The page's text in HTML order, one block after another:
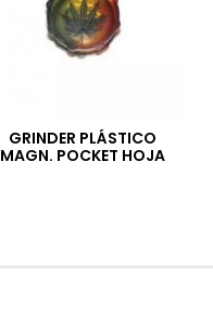
GRINDER PLÁSTICO
MAGN. POCKET HOJA